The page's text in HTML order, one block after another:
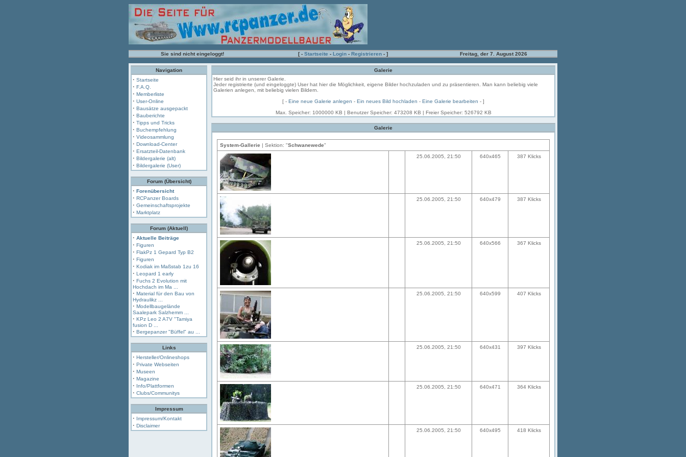
Sie sind nicht eingeloggt! [ - Startseite - Login - Registrieren - ] Freitag, der 7. August 2026
Navigation
· Startseite
· F.A.Q.
· Memberliste
· User-Online
· Bausätze ausgepackt
· Bauberichte
· Tipps und Tricks
· Buchempfehlung
· Videosammlung
· Download-Center
· Ersatzteil-Datenbank
· Bildergalerie (alt)
· Bildergalerie (User)
Forum (Übersicht)
· Forenübersicht
· RCPanzer Boards
· Gemeinschaftsprojekte
· Marktplatz
Forum (Aktuell)
· Aktuelle Beiträge
· Figuren
· FlakPz 1 Gepard Typ B2
· Figuren
· Kodiak im Maßstab 1zu 16
· Leopard 1 early
· Fuchs 2 Evolution mit
Hochdach im Ma ...
· Material für den Bau von
Hydraulikz ...
· Modellbaugelände
Saalepark Salzhemm ...
· KPz Leo 2 A7V "Tamiya
fusion D ...
· Bergepanzer "Büffel" au ...
Links
· Hersteller/Onlineshops
· Private Webseiten
· Museen
· Magazine
· Info/Plattformen
· Clubs/Communitys
Impressum
· Impressum/Kontakt
· Disclaimer
Galerie
Hier seid ihr in unserer Galerie.
Jeder registrierte (und eingeloggte) User hat hier die Möglichkeit, eigene Bilder hochzuladen und zu präsentieren. Man kann beliebig viele
Galerien anlegen, mit beliebig vielen Bildern.
[ - Eine neue Galerie anlegen - Ein neues Bild hochladen - Eine Galerie bearbeiten - ]
Max. Speicher: 1000000 KB | Benutzer Speicher: 473208 KB | Freier Speicher: 526792 KB
Galerie
System-Gallerie | Sektion: "Schwanewede"
25.06.2005, 21:50
640x465 387 Klicks
25.06.2005, 21:50 640x479 387 Klicks
25.06.2005, 21:50 640x566 367 Klicks
25.06.2005, 21:50 640x599 407 Klicks
25.06.2005, 21:50 640x431 397 Klicks
25.06.2005, 21:50 640x471 364 Klicks
25.06.2005, 21:50 640x495 418 Klicks